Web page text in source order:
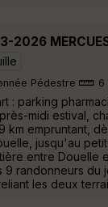
2026
Pédestre 6
: parking
midi estival,
km empruntant,
jusqu'au
entre Douelle
9 randonneurs du
les deux